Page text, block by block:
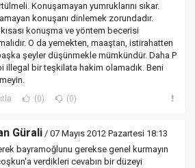
Konuşamayan yumruklarını sıkar.
konuşanı dinlemek zorundadır.
konuşma ve yöntem becerisi
O da yemekten, maaştan, istirahatten
şeyler düşünmekle mümkündür. Daha P
illegal bir teşkilata hakim olamadık. Beni
(0) (0)
Gürali / 07 Mayıs 2012 Pazartesi 18:13
bayramoğlunu gerekse genel kurmayın
verdikleri cevabın bir düzeyi